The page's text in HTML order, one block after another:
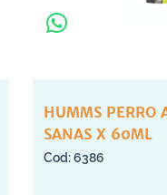
HUMMS PERRO
SANAS X 60ML
6386